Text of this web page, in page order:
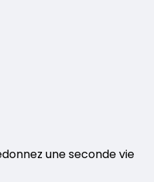
une seconde vie